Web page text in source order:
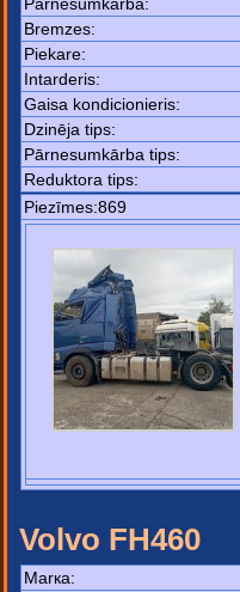
Bremzes:
Piekare:
Intarderis:
Gaisa kondicionieris:
Dzinēja tips:
Pārnesumkārba tips:
Reduktora tips:
Piezīmes:869
Volvo FH460
Маrка: